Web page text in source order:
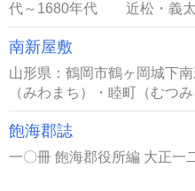
代～1680年代 近松・義太
南新屋敷
山形県：鶴岡市鶴ヶ岡城下
（みわまち）・睦町（むつ
飽海郡誌
一〇冊 飽海郡役所編 大正一